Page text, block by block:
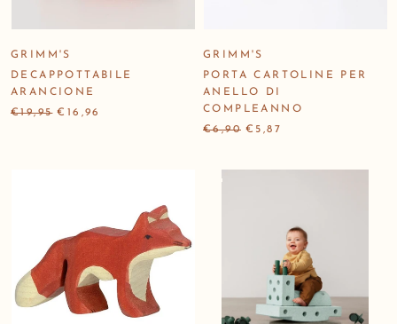
GRIMM'S
DECAPPOTTABILE
ARANCIONE
€19,95 €16,96
GRIMM'S
PORTA CARTOLINE PER
ANELLO DI
COMPLEANNO
€6,90 €5,87